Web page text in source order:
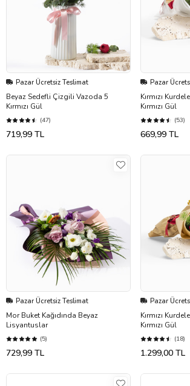
Pazar Ücretsiz Teslimat
Beyaz Sedefli Çizgili Vazoda 5
Kırmızı Gül
(47)
719,99 TL
Pazar
Kırmızı
Kırmızı Gül
(53)
669,99 TL
Pazar Ücretsiz Teslimat
Mor Buket Kağıdında Beyaz
Lisyantuslar
(5)
729,99 TL
Pazar
Kırmızı
Kırmızı Gül
(18)
1.299,00 TL